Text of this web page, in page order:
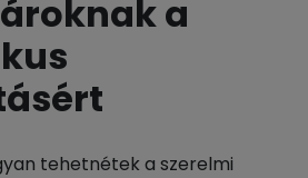
a
tehetnétek a szerelmi